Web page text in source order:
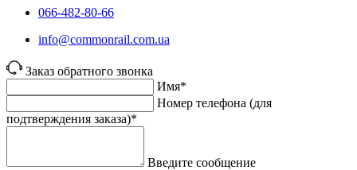
066-482-80-66
info@commonrail.com.ua
Заказ обратного звонка
Имя*
Номер телефона (для
подтверждения заказа)*
Введите сообщение